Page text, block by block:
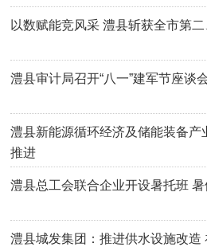
以数赋能竞风采 澧县斩获全市第
澧县审计局召开“八一”建军节座谈
澧县新能源循环经济及储能装备产
推进
澧县总工会联合企业开设暑托班
澧县城发集团：推进供水设施改造